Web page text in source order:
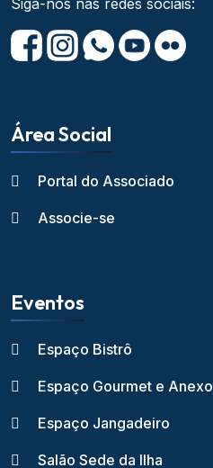
Siga-nos nas redes sociais:
Área Social
Portal do Associado
Associe-se
Eventos
Espaço Bistrô
Espaço Gourmet e Anexo
Espaço Jangadeiro
Salão Sede da Ilha